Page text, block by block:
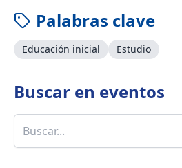
Palabras clave
Educación inicial Estudio
Buscar en eventos